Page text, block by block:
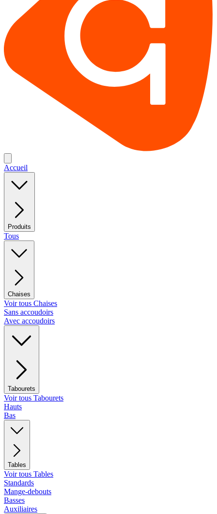
Accueil
Produits
Tous
Chaises
Voir tous Chaises
Sans accoudoirs
Avec accoudoirs
Tabourets
Voir tous Tabourets
Hauts
Bas
Tables
Voir tous Tables
Standards
Mange-debouts
Basses
Auxiliaires